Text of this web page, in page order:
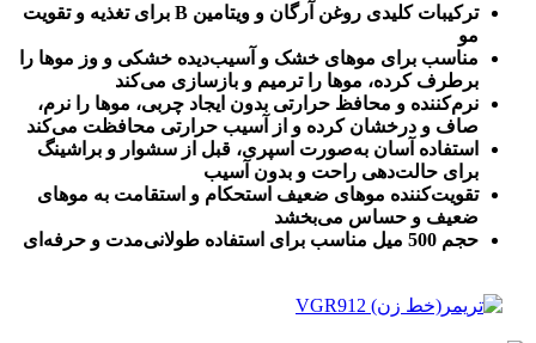
ترکیبات کلیدی روغن آرگان و ویتامین B برای تغذیه و تقویت
مو
مناسب برای موهای خشک و آسیب‌دیده خشکی و وز موها را
برطرف کرده، موها را ترمیم و بازسازی می‌کند
نرم‌کننده و محافظ حرارتی بدون ایجاد چربی، موها را نرم،
صاف و درخشان کرده و از آسیب حرارتی محافظت می‌کند
استفاده آسان به‌صورت اسپری، قبل از سشوار و براشینگ
برای حالت‌دهی راحت و بدون آسیب
تقویت‌کننده موهای ضعیف استحکام و استقامت به موهای
ضعیف و حساس می‌بخشد
حجم 500 میل مناسب برای استفاده طولانی‌مدت و حرفه‌ای